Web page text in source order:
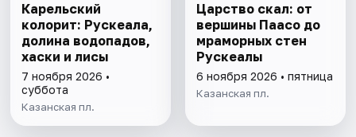
Карельский
колорит: Рускеала,
долина водопадов,
хаски и лисы
7 ноября 2026 •
суббота
Казанская пл.
Царство скал: от
вершины Паасо до
мраморных стен
Рускеалы
6 ноября 2026 • пятница
Казанская пл.